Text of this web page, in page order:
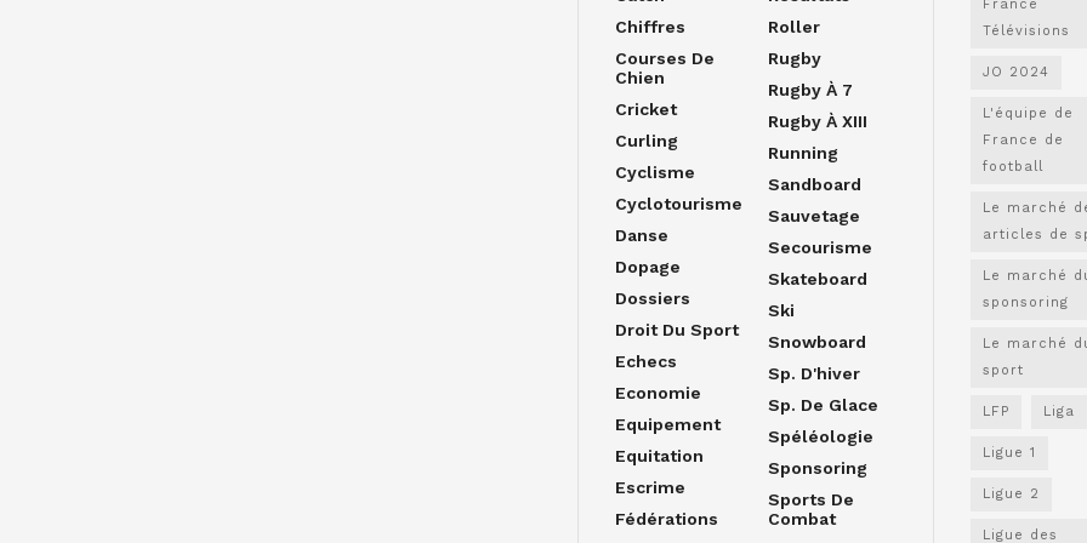
Chiffres
Courses De
Chien
Cricket
Curling
Cyclisme
Cyclotourisme
Danse
Dopage
Dossiers
Droit Du Sport
Echecs
Economie
Equipement
Equitation
Escrime
Fédérations
Roller
Rugby
Rugby À 7
Rugby À XIII
Running
Sandboard
Sauvetage
Secourisme
Skateboard
Ski
Snowboard
Sp. D'hiver
Sp. De Glace
Spéléologie
Sponsoring
Sports De
Combat
France
Télévisions
JO 2024
L'équipe de
France de
football
Le marché
articles de
Le marché
sponsoring
Le marché
sport
LFP Liga
Ligue 1
Ligue 2
Ligue des